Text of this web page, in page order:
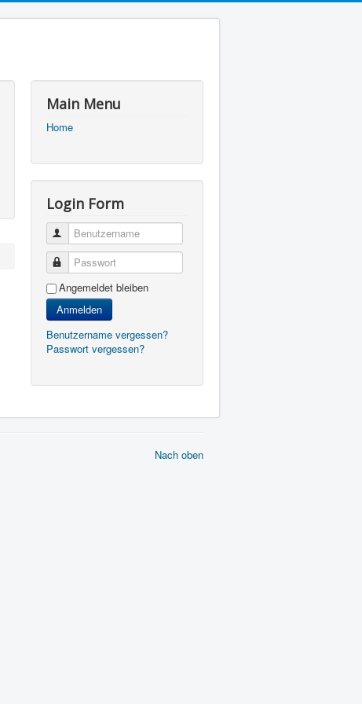
Main Menu
Home
Login Form
Benutzername
Passwort
Angemeldet bleiben
Anmelden
Benutzername vergessen?
Passwort vergessen?
Nach oben